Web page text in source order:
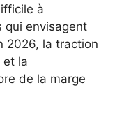
à
qui envisagent
2026, la traction
et la
de la marge